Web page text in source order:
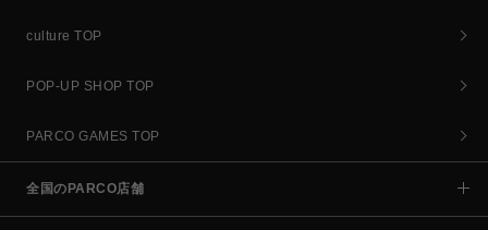
culture TOP
POP-UP SHOP TOP
PARCO GAMES TOP
全国のPARCO店舗